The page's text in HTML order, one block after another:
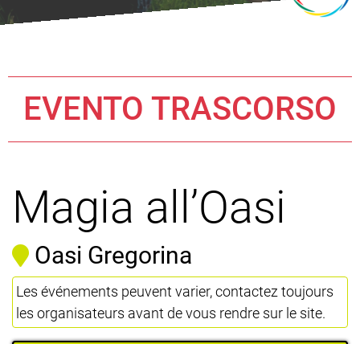
EVENTO TRASCORSO
Magia all’Oasi
Oasi Gregorina
Les événements peuvent varier, contactez toujours
les organisateurs avant de vous rendre sur le site.